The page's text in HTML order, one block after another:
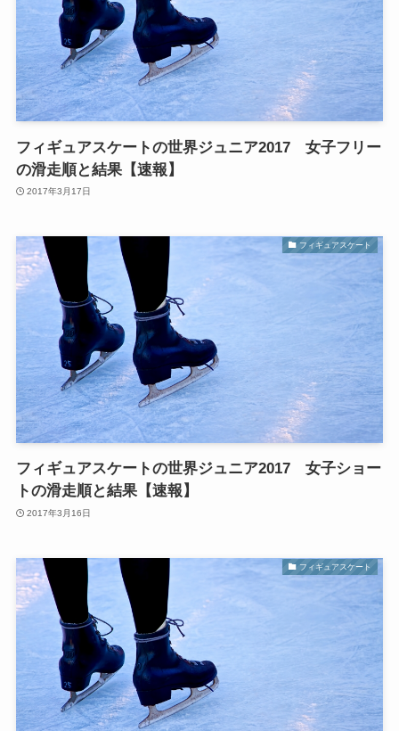
フィギュアスケートの世界ジュニア2017 女子フリー
の滑走順と結果【速報】
2017年3月17日
フィギュアスケート
フィギュアスケートの世界ジュニア2017 女子ショー
トの滑走順と結果【速報】
2017年3月16日
フィギュアスケート